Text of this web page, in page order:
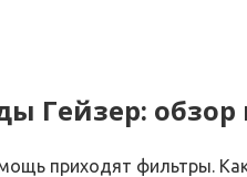
Гейзер:
приходят фильтры.